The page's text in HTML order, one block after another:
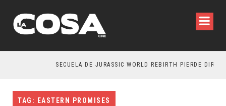
SECUELA DE JURASSIC WORLD REBIRTH PIERDE
TAG: EASTERN PROMISES